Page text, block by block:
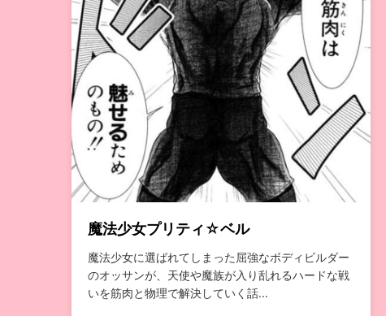
魔法少女プリティ☆ベル
魔法少女に選ばれてしまった屈強なボディビルダー
のオッサンが、天使や魔族が入り乱れるハードな戦
いを筋肉と物理で解決していく話...